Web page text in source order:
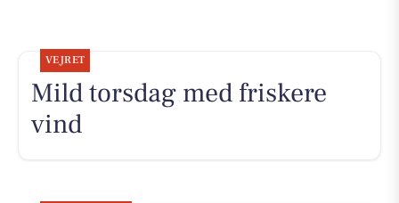
VEJRET
Mild torsdag med friskere
vind